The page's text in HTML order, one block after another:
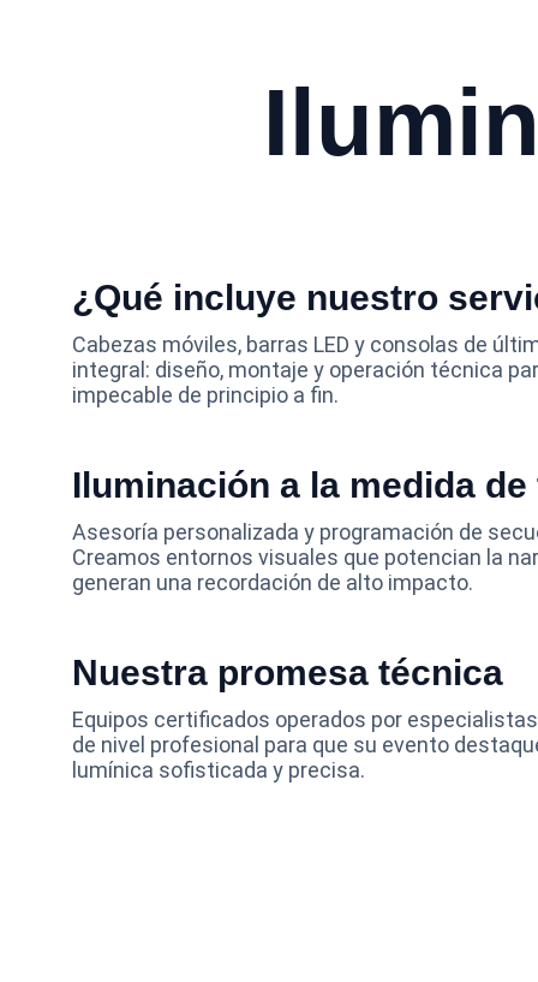
Iluminación a la medida
Asesoría personalizada y programación de
Creamos entornos visuales que potencian la
generan una recordación de alto impacto.
Nuestra promesa técnica
Equipos certificados operados por
de nivel profesional para que su evento
lumínica sofisticada y precisa.
¿Qué incluye nuestro
Cabezas móviles, barras LED y consolas de
integral: diseño, montaje y operación técnica
impecable de principio a fin.